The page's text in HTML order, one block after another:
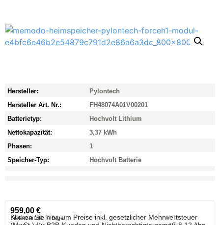
Hersteller:
Pylontech
Hersteller Art. Nr.:
FH48074A01V00201
Batterietyp:
Hochvolt Lithium
Nettokapazität:
3,37 kWh
Phasen:
1
Speicher-Typ:
Hochvolt Batterie
959,00 €
Lieferzeit:ca. 7 Tage
Klicken Sie hier, um Preise inkl. gesetzlicher Mehrwertsteuer